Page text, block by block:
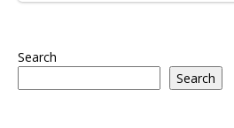
Search
Search